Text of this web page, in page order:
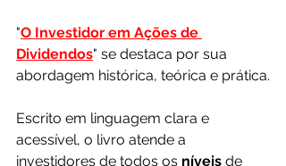
"O Investidor em Ações de
Dividendos" se destaca por sua
abordagem histórica, teórica e prática.
Escrito em linguagem clara e
acessível, o livro atende a
investidores de todos os níveis de